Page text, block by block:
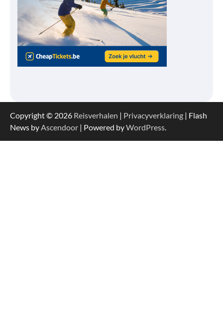
Copyright © 2026 Reisverhalen | Privacyverklaring | Flash
News by Ascendoor | Powered byWordPress